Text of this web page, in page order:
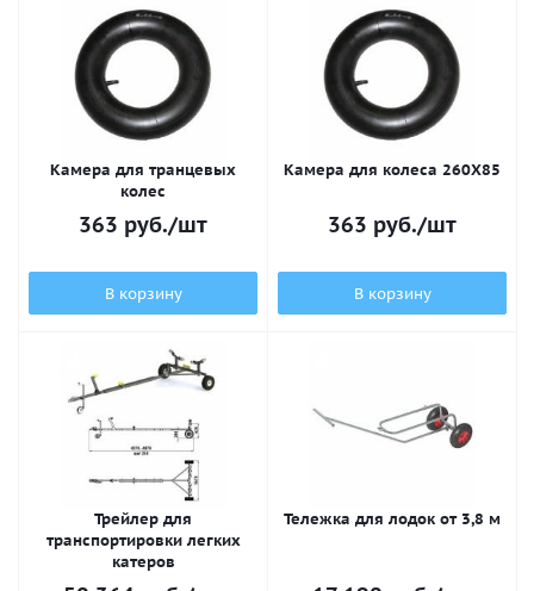
Камера для транцевых
колес
363 руб./шт
В корзину
Камера для колеса 260Х85
363 руб./шт
В корзину
Трейлер для
транспортировки легких
катеров
Тележка для лодок от 3,8 м